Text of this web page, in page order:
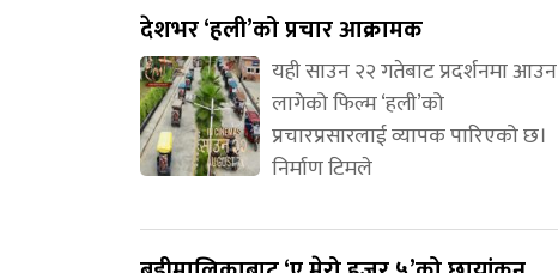
देशभर ‘हली’को प्रचार आक्रामक
यही साउन २२ गतेबाट प्रदर्शनमा आउन
लागेको फिल्म ‘हली’को
प्रचारप्रसारलाई व्यापक पारिएको छ।
निर्माण टिमले